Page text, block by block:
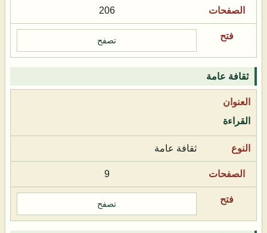
206
تصفح
ثقافة عامة
القراءة
ثقافة عامة
9
تصفح